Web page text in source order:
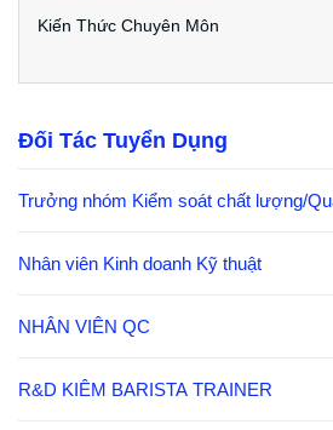
Kiến Thức Chuyên Môn
Đối Tác Tuyển Dụng
Trưởng nhóm Kiểm soát chất lượng/
Nhân viên Kinh doanh Kỹ thuật
NHÂN VIÊN QC
R&D KIÊM BARISTA TRAINER